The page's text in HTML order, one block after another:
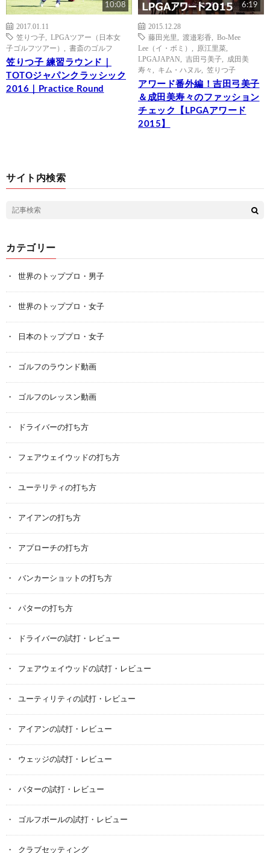
10:08
2017.01.11
笠りつ子
LPGAツアー（日本女
子ゴルフツアー）
書斎のゴルフ
笠りつ子 練習ラウンド｜
TOTOジャパンクラッシック
2016｜Practice Round
6:19
2015.12.28
藤田光里
渡邉彩香
Bo-Mee
Lee（イ・ボミ）
原江里菜
LPGAJAPAN
吉田弓美子
成田美
寿々
キム・ハヌル 笠りつ子
アワード番外編！吉田弓美子
＆成田美寿々のファッション
チェック【LPGAアワード
2015】
サイト内検索
カテゴリー
世界のトッププロ・男子
世界のトッププロ・女子
日本のトッププロ・女子
ゴルフのラウンド動画
ゴルフのレッスン動画
ドライバーの打ち方
フェアウェイウッドの打ち方
ユーテリティの打ち方
アイアンの打ち方
アプローチの打ち方
バンカーショットの打ち方
パターの打ち方
ドライバーの試打・レビュー
フェアウェイウッドの試打・レビュー
ユーティリティの試打・レビュー
アイアンの試打・レビュー
ウェッジの試打・レビュー
パターの試打・レビュー
ゴルフボールの試打・レビュー
クラブセッティング